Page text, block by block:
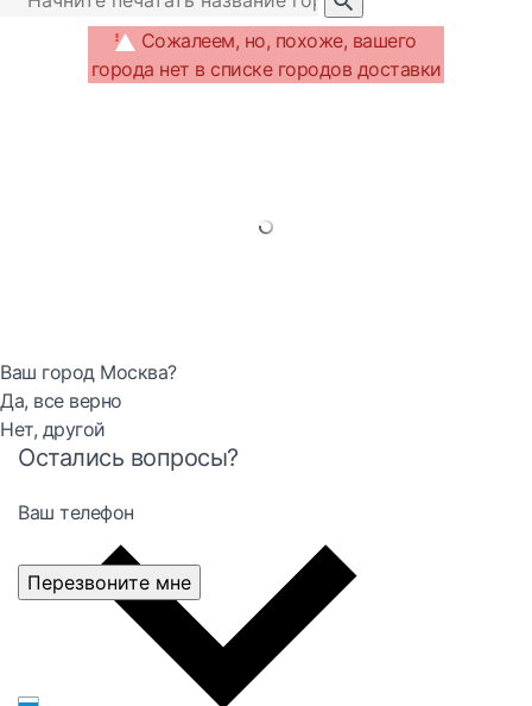
Сожалеем, но, похоже, вашего
города нет в списке городов доставки
Ваш город Москва?
Да, все верно
Нет, другой
Остались вопросы?
Ваш телефон
Перезвоните мне